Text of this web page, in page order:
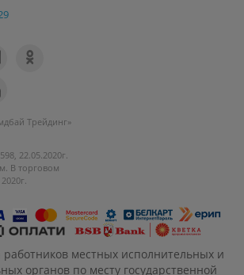
Трейдинг»
22.05.2020г.
В торговом
местных исполнительных и
органов по месту государственной